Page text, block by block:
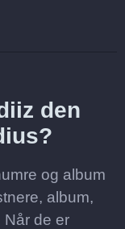
den
og album
album,
Når de er